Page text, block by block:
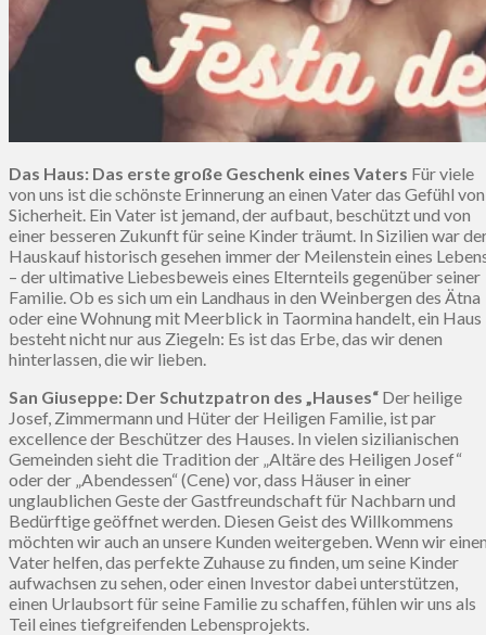
Das Haus: Das erste große Geschenk eines Vaters Für viele
von uns ist die schönste Erinnerung an einen Vater das Gefühl von
Sicherheit. Ein Vater ist jemand, der aufbaut, beschützt und von
einer besseren Zukunft für seine Kinder träumt. In Sizilien war
Hauskauf historisch gesehen immer der Meilenstein eines
– der ultimative Liebesbeweis eines Elternteils gegenüber seiner
Familie. Ob es sich um ein Landhaus in den Weinbergen des Ätna
oder eine Wohnung mit Meerblick in Taormina handelt, ein Haus
besteht nicht nur aus Ziegeln: Es ist das Erbe, das wir denen
hinterlassen, die wir lieben.
San Giuseppe: Der Schutzpatron des „Hauses“ Der heilige
Josef, Zimmermann und Hüter der Heiligen Familie, ist par
excellence der Beschützer des Hauses. In vielen sizilianischen
Gemeinden sieht die Tradition der „Altäre des Heiligen Josef“
oder der „Abendessen“ (Cene) vor, dass Häuser in einer
unglaublichen Geste der Gastfreundschaft für Nachbarn und
Bedürftige geöffnet werden. Diesen Geist des Willkommens
möchten wir auch an unsere Kunden weitergeben. Wenn wir
Vater helfen, das perfekte Zuhause zu finden, um seine Kinder
aufwachsen zu sehen, oder einen Investor dabei unterstützen,
einen Urlaubsort für seine Familie zu schaffen, fühlen wir uns als
Teil eines tiefgreifenden Lebensprojekts.